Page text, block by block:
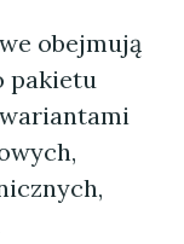
obejmują
pakietu